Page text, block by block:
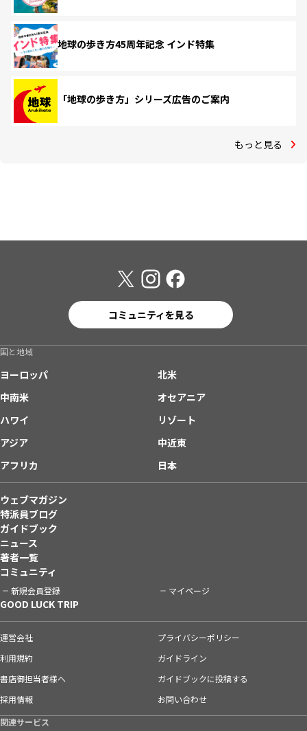
地球の歩き方45周年記念 インド特集
「地球の歩き方」シリーズ広告のご案内
もっと見る
コミュニティを見る
国と地域
ヨーロッパ
北米
中南米
オセアニア
ハワイ
リゾート
アジア
中近東
アフリカ
日本
ウェブマガジン
特派員ブログ
ガイドブック
ニュース
著者一覧
コミュニティ
新規会員登録 マイページ
GOOD LUCK TRIP
運営会社
プライバシーポリシー
利用規約
ガイドライン
書店御担当者様へ
ガイドブックに投稿する
採用情報
お問い合わせ
関連サービス